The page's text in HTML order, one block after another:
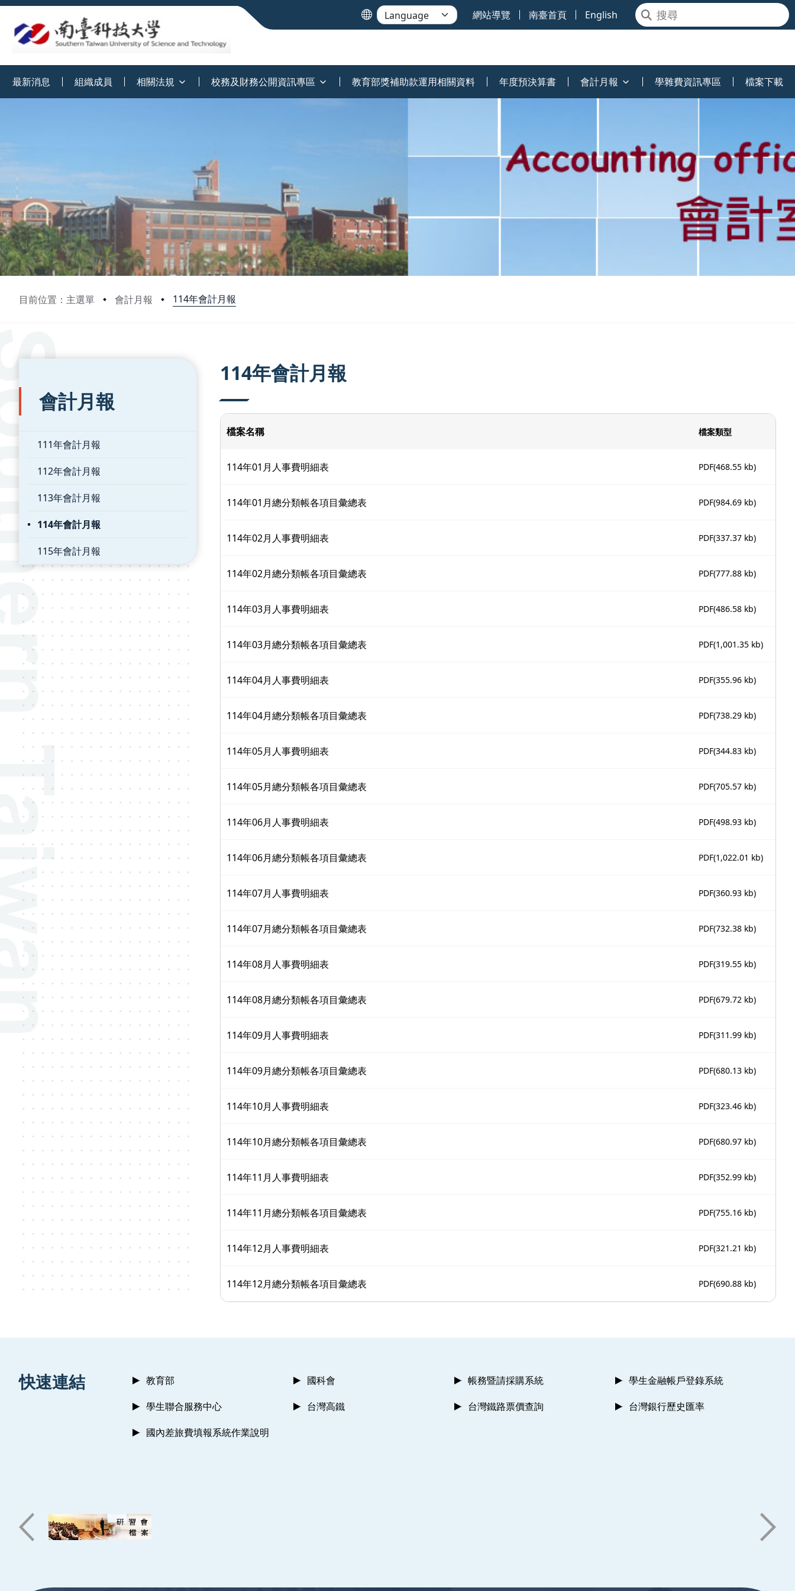
網站導覽 南臺首頁 English
最新消息 組織成員 相關法規 校務及財務公開資訊專區 教育部獎補助款運用相關資料 年度預決算書 會計月報 學雜費資訊專區 檔案下載
目前位置：主選單 會計月報 114年會計月報
:::
會計月報
111年會計月報
112年會計月報
113年會計月報
114年會計月報
115年會計月報
114年會計月報
檔案名稱 檔案類型
114年01月人事費明細表 PDF(468.55 kb)
114年01月總分類帳各項目彙總表 PDF(984.69 kb)
114年02月人事費明細表 PDF(337.37 kb)
114年02月總分類帳各項目彙總表 PDF(777.88 kb)
114年03月人事費明細表 PDF(486.58 kb)
114年03月總分類帳各項目彙總表 PDF(1,001.35 kb)
114年04月人事費明細表 PDF(355.96 kb)
114年04月總分類帳各項目彙總表 PDF(738.29 kb)
114年05月人事費明細表 PDF(344.83 kb)
114年05月總分類帳各項目彙總表 PDF(705.57 kb)
114年06月人事費明細表 PDF(498.93 kb)
114年06月總分類帳各項目彙總表 PDF(1,022.01 kb)
114年07月人事費明細表 PDF(360.93 kb)
114年07月總分類帳各項目彙總表 PDF(732.38 kb)
114年08月人事費明細表 PDF(319.55 kb)
114年08月總分類帳各項目彙總表 PDF(679.72 kb)
114年09月人事費明細表 PDF(311.99 kb)
114年09月總分類帳各項目彙總表 PDF(680.13 kb)
114年10月人事費明細表 PDF(323.46 kb)
114年10月總分類帳各項目彙總表 PDF(680.97 kb)
114年11月人事費明細表 PDF(352.99 kb)
114年11月總分類帳各項目彙總表 PDF(755.16 kb)
114年12月人事費明細表 PDF(321.21 kb)
114年12月總分類帳各項目彙總表 PDF(690.88 kb)
快速連結 教育部 國科會 帳務暨請採購系統
學生金融帳戶登錄系統
學生聯合服務中心
台灣高鐵 台灣鐵路票價查詢
台灣銀行歷史匯率
國內差旅費填報系統作業說明